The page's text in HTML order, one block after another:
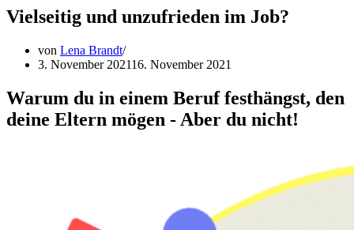
Vielseitig und unzufrieden im Job?
von Lena Brandt
3. November 202116. November 2021
Warum du in einem Beruf festhängst, den
deine Eltern mögen - Aber du nicht!